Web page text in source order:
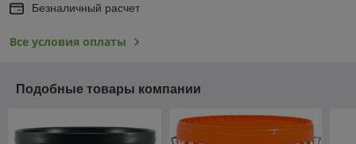
Безналичный расчет
Все условия оплаты
Подобные товары компании